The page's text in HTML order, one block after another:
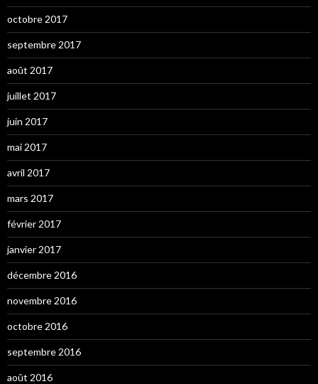
octobre 2017
septembre 2017
août 2017
juillet 2017
juin 2017
mai 2017
avril 2017
mars 2017
février 2017
janvier 2017
décembre 2016
novembre 2016
octobre 2016
septembre 2016
août 2016